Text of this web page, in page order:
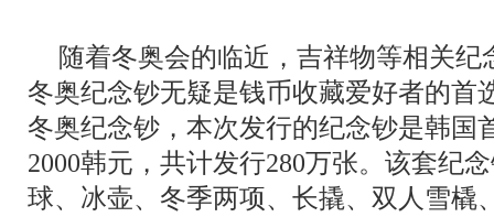
随着冬奥会的临近，吉祥物等相关
冬奥纪念钞无疑是钱币收藏爱好者的首
冬奥纪念钞，本次发行的纪念钞是韩国
2000韩元，共计发行280万张。该套纪
球、冰壶、冬季两项、长撬、双人雪橇